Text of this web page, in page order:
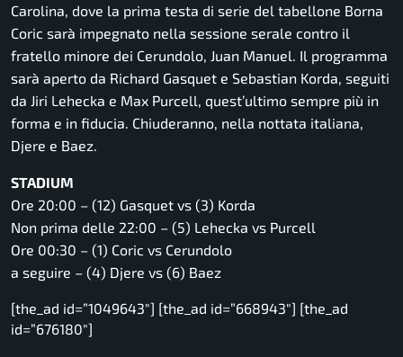
Carolina, dove la prima testa di serie del tabellone Borna
Coric sarà impegnato nella sessione serale contro il
fratello minore dei Cerundolo, Juan Manuel. Il programma
sarà aperto da Richard Gasquet e Sebastian Korda, seguiti
da Jiri Lehecka e Max Purcell, quest’ultimo sempre più in
forma e in fiducia. Chiuderanno, nella nottata italiana,
Djere e Baez.
STADIUM
Ore 20:00 – (12) Gasquet vs (3) Korda
Non prima delle 22:00 – (5) Lehecka vs Purcell
Ore 00:30 – (1) Coric vs Cerundolo
a seguire – (4) Djere vs (6) Baez
[the_ad id=”1049643″] [the_ad id=”668943″] [the_ad
id=”676180″]